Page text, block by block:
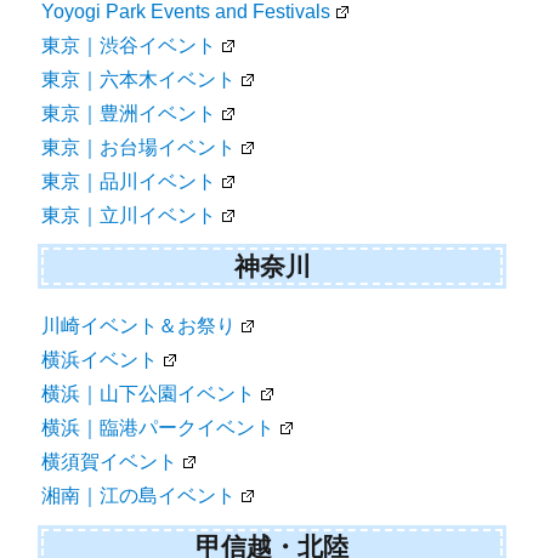
Yoyogi Park Events and Festivals
東京｜渋谷イベント
東京｜六本木イベント
東京｜豊洲イベント
東京｜お台場イベント
東京｜品川イベント
東京｜立川イベント
神奈川
川崎イベント＆お祭り
横浜イベント
横浜｜山下公園イベント
横浜｜臨港パークイベント
横須賀イベント
湘南｜江の島イベント
甲信越・北陸